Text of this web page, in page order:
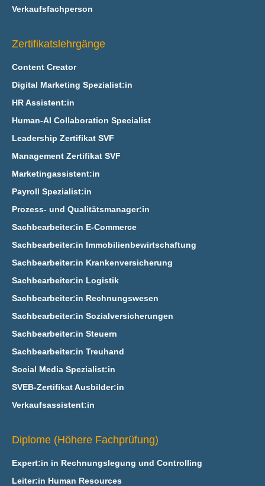
Verkaufsfachperson
Zertifikatslehrgänge
Content Creator
Digital Marketing Spezialist:in
HR Assistent:in
Human-AI Collaboration Specialist
Leadership Zertifikat SVF
Management Zertifikat SVF
Marketingassistent:in
Payroll Spezialist:in
Prozess- und Qualitätsmanager:in
Sachbearbeiter:in E‑Commerce
Sachbearbeiter:in Immobilienbewirtschaftung
Sachbearbeiter:in Krankenversicherung
Sachbearbeiter:in Logistik
Sachbearbeiter:in Rechnungswesen
Sachbearbeiter:in Sozialversicherungen
Sachbearbeiter:in Steuern
Sachbearbeiter:in Treuhand
Social Media Spezialist:in
SVEB-Zertifikat Ausbilder:in
Verkaufsassistent:in
Diplome (Höhere Fachprüfung)
Expert:in in Rechnungslegung und Controlling
Leiter:in Human Resources